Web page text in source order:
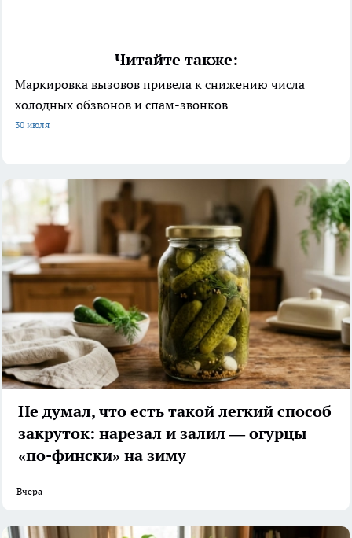
Читайте также:
Маркировка вызовов привела к снижению числа
холодных обзвонов и спам-звонков
30 июля
Не думал, что есть такой легкий способ
закруток: нарезал и залил — огурцы
«по-фински» на зиму
Вчера